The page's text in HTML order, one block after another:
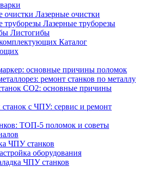
Лазерные очистки
Лазерные труборезы
Листогибы
Каталог
основные причины поломок
ремонт станков по металлу
СО2: основные причины
с ЧПУ: сервис и ремонт
ТОП-5 поломок и советы
ЧПУ станков
оборудования
ЧПУ станков